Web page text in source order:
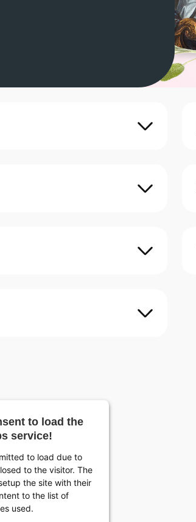
to load the
service!
to load due to
to the visitor. The
the site with their
to the list of
used.